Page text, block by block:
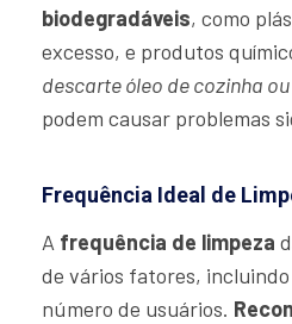
biodegradáveis, como
excesso, e produtos
descarte óleo de cozinha
podem causar problemas
Frequência Ideal de
A frequência de limpeza
de vários fatores,
número de usuários.